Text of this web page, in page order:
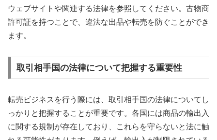
ウェブサイトや関連する法律を参照してください。古物商
許可証を持つことで、違法な出品や転売を防ぐことができ
ます。
取引相手国の法律について把握する重要性
転売ビジネスを行う際には、取引相手国の法律についてし
っかりと把握することが重要です。各国には商品の輸出入
に関する規制が存在しており、これらを守らないと法に触